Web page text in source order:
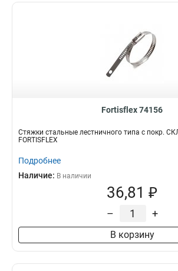
Fortisflex 74156
Стяжки стальные лестничного типа с покр.
FORTISFLEX
Подробнее
Наличие: В наличии
36,81 ₽
– +
В корзину